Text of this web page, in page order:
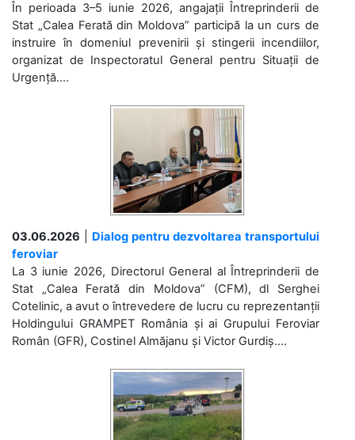
În perioada 3–5 iunie 2026, angajații Întreprinderii de
Stat „Calea Ferată din Moldova” participă la un curs de
instruire în domeniul prevenirii și stingerii incendiilor,
organizat de Inspectoratul General pentru Situații de
Urgență....
03.06.2026
Dialog pentru dezvoltarea transportului
feroviar
La 3 iunie 2026, Directorul General al Întreprinderii de
Stat „Calea Ferată din Moldova” (CFM), dl Serghei
Cotelinic, a avut o întrevedere de lucru cu reprezentanții
Holdingului GRAMPET România și ai Grupului Feroviar
Român (GFR), Costinel Almăjanu și Victor Gurdiș....